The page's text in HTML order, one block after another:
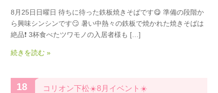
8月25日日曜日 待ちに待った鉄板焼きそばです😋 準備の段階か
ら興味シンシンです😏 暑い中熱々の鉄板で焼かれた焼きそばは
絶品❗️ 3杯食べたツワモノの入居者様も […]
続きを読む »
18 コリオン下松☀️8月イベント☀️